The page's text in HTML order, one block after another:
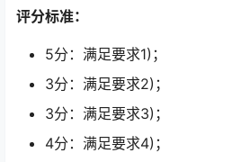
评分标准：
5分：满足要求1)；
3分：满足要求2)；
3分：满足要求3)；
4分：满足要求4)；